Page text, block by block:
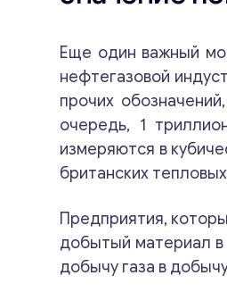
Еще один важный
нефтегазовой
прочих
очередь, 1
измеряются в
британских
Предприятия,
добытый материал в
добычу газа в